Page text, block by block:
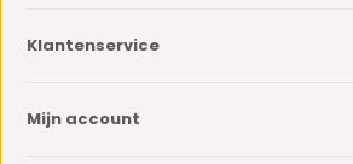
Klantenservice
Mijn account